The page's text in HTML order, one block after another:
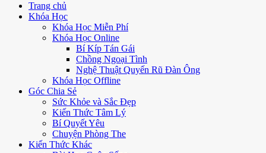
Trang chủ
Khóa Học
Khóa Học Miễn Phí
Khóa Học Online
Bí Kíp Tán Gái
Chồng Ngoại Tình
Nghệ Thuật Quyến Rũ Đàn Ông
Khóa Học Offline
Góc Chia Sẻ
Sức Khỏe và Sắc Đẹp
Kiến Thức Tâm Lý
Bí Quyết Yêu
Chuyện Phòng The
Kiến Thức Khác